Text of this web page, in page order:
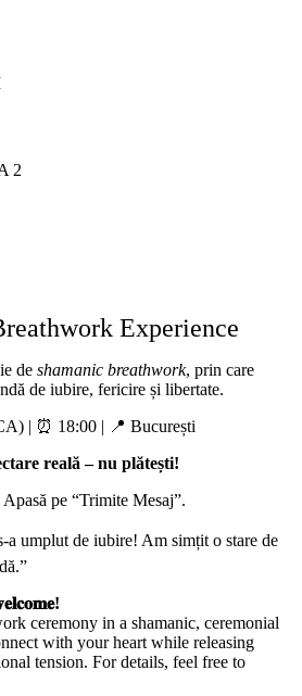
2
Experience
de shamanic breathwork, prin care
de iubire, fericire și libertate.
| ⏰ 18:00 | 📍 București
reală – nu plătești!
Apasă pe “Trimite Mesaj”.
a umplut de iubire! Am simțit o stare de
ceremony in a shamanic, ceremonial
with your heart while releasing
tension. For details, feel free to